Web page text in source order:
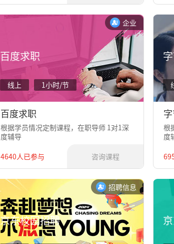
企业
百度求职
线上 1小时/节
百度求职
根据学员情况定制课程，在职导师 1对1深
度辅导
4640人已参与
咨询课程
根
度
招聘信息
京东校园招聘